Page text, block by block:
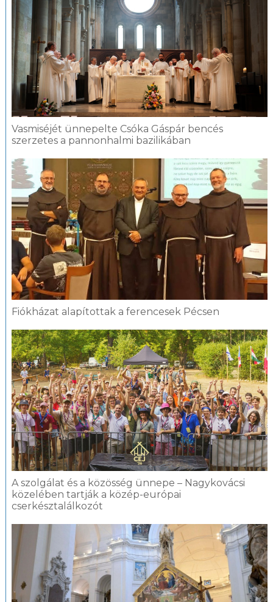
Vasmiséjét ünnepelte Csóka Gáspár bencés
szerzetes a pannonhalmi bazilikában
Fiókházat alapítottak a ferencesek Pécsen
A szolgálat és a közösség ünnepe – Nagykovácsi
közelében tartják a közép-európai
cserkésztalálkozót